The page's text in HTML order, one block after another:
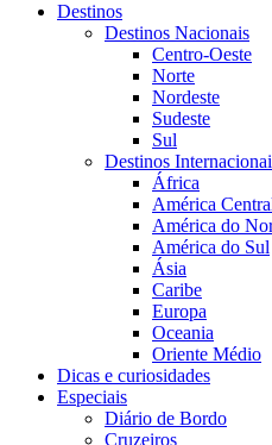
Destinos
Destinos Nacionais
Centro-Oeste
Norte
Nordeste
Sudeste
Sul
Destinos
África
América
América do
América do Sul
Ásia
Caribe
Europa
Oceania
Oriente Médio
Dicas e curiosidades
Especiais
Diário de Bordo
Cruzeiros